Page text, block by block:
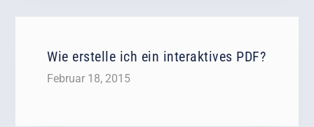
Wie erstelle ich ein interaktives PDF?
Februar 18, 2015